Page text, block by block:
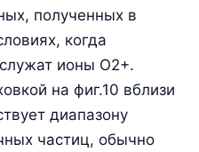
полученных в
когда
ионы О2+.
на фиг.10 вблизи
диапазону
частиц, обычно